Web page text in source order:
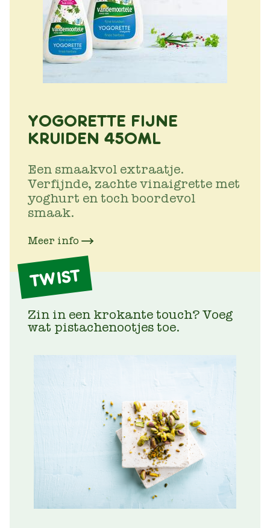
YOGORETTE FIJNE
KRUIDEN 450ML
Een smaakvol extraatje.
Verfijnde, zachte vinaigrette met
yoghurt en toch boordevol
smaak.
Meer info
TWIST
Zin in een krokante touch? Voeg
wat pistachenootjes toe.